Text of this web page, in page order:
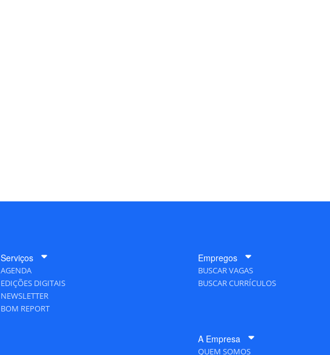
Serviços
AGENDA
EDIÇÕES DIGITAIS
NEWSLETTER
BOM REPORT
Empregos
BUSCAR VAGAS
BUSCAR CURRÍCULOS
A Empresa
QUEM SOMOS